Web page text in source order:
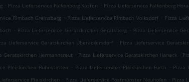
. Pizza Lieferservice Falkenberg Kasten . Pizza Lieferservice Falkenberg
Rimbach Greinsberg . Pizza Lieferservice Rimbach Volksdorf . Pizza
. Pizza Lieferservice Geratskirchen Geratsberg . Pizza Lieferservice
Lieferservice Geratskirchen Überackersdorf . Pizza Lieferservice
Geratskirchen Hermannsreut . Pizza Lieferservice Geratskirchen Haneck .
Pleiskirchen Ruhnstetten . Pizza Lieferservice Pleiskirchen Furth . Pizza
Pleiskirchen . Pizza Lieferservice Postmünster Neuhofen . Pizza